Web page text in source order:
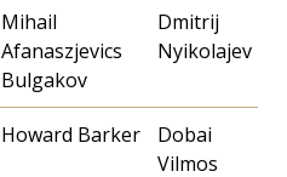
Mihail
Afanaszjevics
Bulgakov
Dmitrij
Nyikolajev
Howard Barker
Dobai
Vilmos